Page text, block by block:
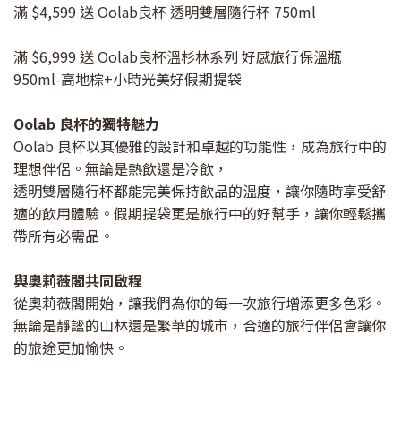
滿 $4,599 送 Oolab良杯 透明雙層隨行杯 750ml
滿 $6,999 送 Oolab良杯溫杉林系列 好感旅行保溫瓶
950ml-高地棕+小時光美好假期提袋
Oolab 良杯的獨特魅力
Oolab 良杯以其優雅的設計和卓越的功能性，成為旅行中的
理想伴侶。無論是熱飲還是冷飲，
透明雙層隨行杯都能完美保持飲品的溫度，讓你隨時享受舒
適的飲用體驗。假期提袋更是旅行中的好幫手，讓你輕鬆攜
帶所有必需品。
與奧莉薇閣共同啟程
從奧莉薇閣開始，讓我們為你的每一次旅行增添更多色彩。
無論是靜謐的山林還是繁華的城市，合適的旅行伴侶會讓你
的旅途更加愉快。